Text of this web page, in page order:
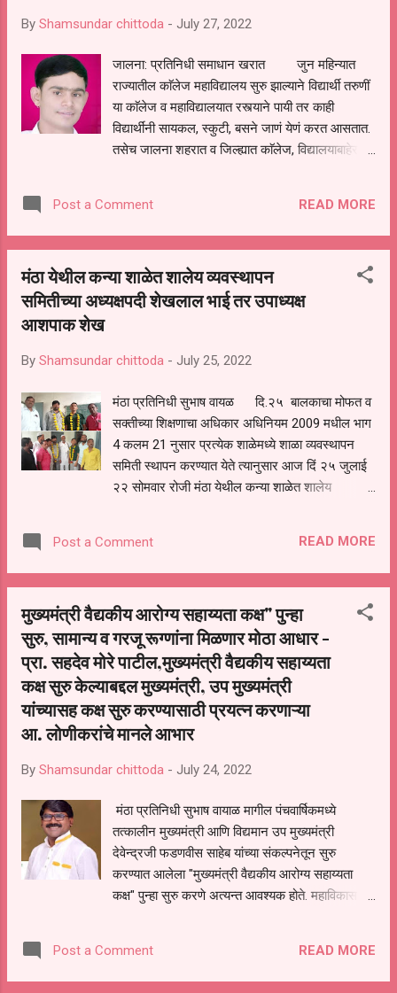
By Shamsundar chittoda - July 27, 2022
जालना: प्रतिनिधी समाधान खरात जुन महिन्यात
राज्यातील काॅलेज महाविद्यालय सुरु झाल्याने विद्यार्थी तरुणीं
या काॅलेज व महाविद्यालयात रस्त्याने पायी तर काही
विद्यार्थींनी सायकल, स्कुटी, बसने जाणं येणं करत आसतात.
तसेच जालना शहरात व जिल्ह्यात काॅलेज, विद्यालयाबाहेर
म्हंटले आहे. या संदर्भात महाराष्ट्र नवनिर्माण विद्यार्थी
सेना अध्यक्ष श्री.अमित ठाकरे यांच्या आदेशाप्रमाणे जालना
नवनिर्माण विद्यार्थी सेनेने जालना जिल्हा व शहरातील
टवाळखोरांचा बंदोबस्त करण्यात यावा आशी मागणी केली
मागणी महाराष्ट्र नवनिर्माण विद्यार्थी सेनेचे सिद्धेश्वर काकडे
लाऊन धरली होती. पण काॅलेज, व महाविद्यालय
व्यवस्थापकांवर दबाव टाकून व दहशत निर्माण कर...
Post a Comment READ MORE
मंठा येथील कन्या शाळेत शालेय व्यवस्थापन
समितीच्या अध्यक्षपदी शेखलाल भाई तर उपाध्यक्ष
आशपाक शेख
By Shamsundar chittoda - July 25, 2022
मंठा प्रतिनिधी सुभाष वायळ दि.२५ बालकाचा मोफत व
सक्तीच्या शिक्षणाचा अधिकार अधिनियम 2009 मधील भाग
4 कलम 21 नुसार प्रत्येक शाळेमध्ये शाळा व्यवस्थापन
समिती स्थापन करण्यात येते त्यानुसार आज दिं २५ जुलाई
२२ सोमवार रोजी मंठा येथील कन्या शाळेत शालेय
शालेय व्यवस्थापन समितीच्या अध्यक्षपदी शेखलाल भाई तर
उपाध्यक्षपदी आशपाक शेख यांची निवड करण्यात आली.तर
सत्यदीप नंदकिशोर प्रधान, अश्विनी संतोष धाबे,खाटिक
शाहिन जावेद,शमीम युसुफ बागवान, समीना तोफिक बागवान,
या समितीने सर्वांना असा विश्वास दिला की, शालेय गुणवत्ता
वाढवने व मुलांचे भवितव्य उज्वल व्हावे. व शालेय
व्यवस्थापनामध्ये पारदर्शकता यावी. शाळाबाह्य व अपंग
मुलांना शैक्षणिक प्रवाहात आणणे, पायाभूत व भौतिक सुविधा
उपलब्ध करून देणे, शैक्षणिक प्रगतीचा आढावा घेणे,
शिक्षकांच्या समस्याचे निराकरण करणे व त्यांच्या कर्तव्याचा
Post a Comment READ MORE
मुख्यमंत्री वैद्यकीय आरोग्य सहाय्यता कक्ष" पुन्हा
सुरु, सामान्य व गरजू रूग्णांना मिळणार मोठा आधार -
प्रा. सहदेव मोरे पाटील,मुख्यमंत्री वैद्यकीय सहाय्यता
कक्ष सुरु केल्याबद्दल मुख्यमंत्री, उप मुख्यमंत्री
यांच्यासह कक्ष सुरु करण्यासाठी प्रयत्न करणाऱ्या
आ. लोणीकरांचे मानले आभार
By Shamsundar chittoda - July 24, 2022
मंठा प्रतिनिधी सुभाष वायाळ मागील पंचवार्षिकमध्ये
तत्कालीन मुख्यमंत्री आणि विद्यमान उप मुख्यमंत्री
देवेन्द्रजी फडणवीस साहेब यांच्या संकल्पनेतून सुरु
करण्यात आलेला "मुख्यमंत्री वैद्यकीय आरोग्य सहाय्यता
कक्ष" पुन्हा सुरु करणे अत्यन्त आवश्यक होते. महाविकास
मुख्यमंत्री कार्यालयाने याबाबत कोणतीही सकारात्मक
कार्यवाही केली नाही अनेक रुग्णाच्या वारंवार या कक्षाकडे
Post a Comment READ MORE